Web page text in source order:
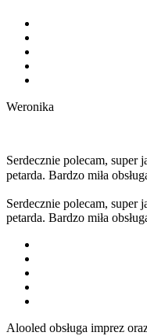
Weronika
Serdecznie polecam, super
petarda. Bardzo miła
Serdecznie polecam, super
petarda. Bardzo miła
Alooled obsługa imprez